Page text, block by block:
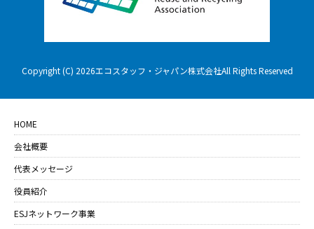
Copyright (C) 2026エコスタッフ・ジャパン株式会社All Rights Reserved
HOME
会社概要
代表メッセージ
役員紹介
ESJネットワーク事業